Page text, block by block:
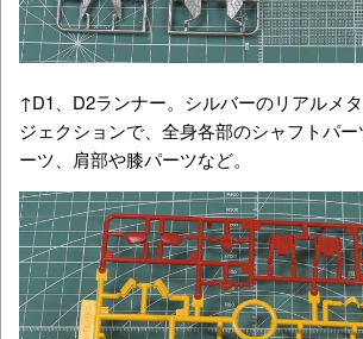
↑D1、D2ランナー。シルバーのリアルメ
ジェクションで、全身各部のシャフトパ
ーツ、肩部や膝パーツなど。